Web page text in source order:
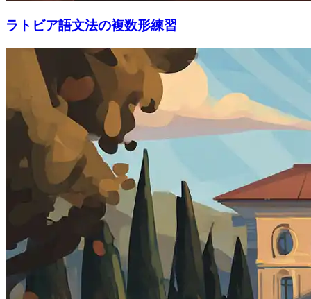
ラトビア語文法の複数形練習